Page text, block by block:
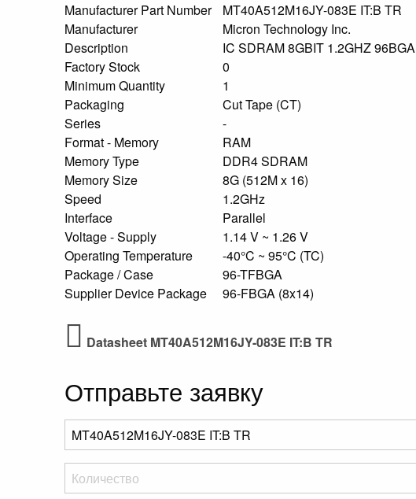
Manufacturer Part Number
MT40A512M16JY-083E IT:B TR
Manufacturer
Micron Technology Inc.
Description
IC SDRAM 8GBIT 1.2GHZ 96BGA
Factory Stock
0
Minimum Quantity
1
Packaging
Cut Tape (CT)
Series
-
Format - Memory
RAM
Memory Type
DDR4 SDRAM
Memory Size
8G (512M x 16)
Speed
1.2GHz
Interface
Parallel
Voltage - Supply
1.14 V ~ 1.26 V
Operating Temperature
-40°C ~ 95°C (TC)
Package / Case
96-TFBGA
Supplier Device Package
96-FBGA (8x14)
Datasheet MT40A512M16JY-083E IT:B TR
Отправьте заявку